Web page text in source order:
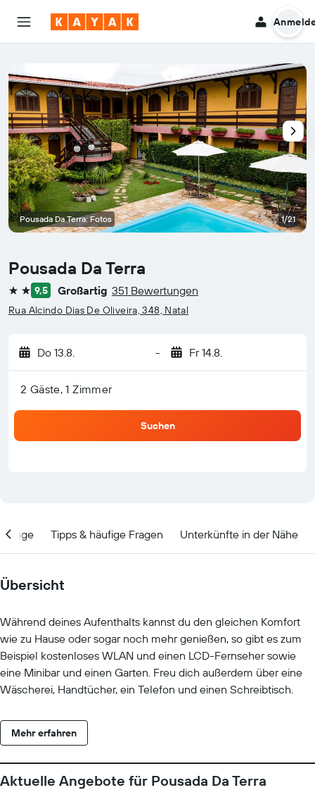
Pousada Da Terra
2 Sterne
9,5 Großartig 351 Bewertungen
Rua Alcindo Dias De Oliveira, 348, Natal
Do 13.8. - Fr 14.8.
2 Gäste, 1 Zimmer
Suchen
Pousada Da Terra: Fotos 1/21
Lage Tipps & häufige Fragen Unterkünfte in der Nähe
Übersicht
Während deines Aufenthalts kannst du den gleichen Komfort
wie zu Hause oder sogar noch mehr genießen, so gibt es zum
Beispiel kostenloses WLAN und einen LCD-Fernseher sowie
eine Minibar und einen Garten. Freu dich außerdem über eine
Wäscherei, Handtücher, ein Telefon und einen Schreibtisch.
Mehr erfahren
Aktuelle Angebote für Pousada Da Terra